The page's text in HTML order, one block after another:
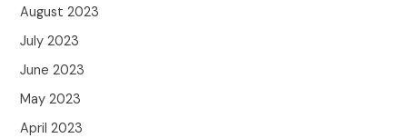
August 2023
July 2023
June 2023
May 2023
April 2023